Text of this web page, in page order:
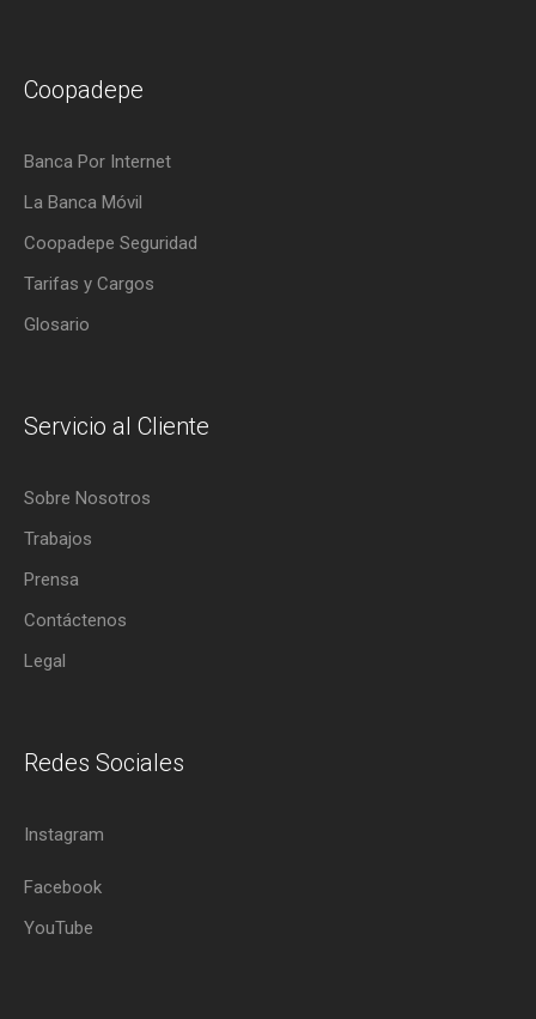
Coopadepe
Banca Por Internet
La Banca Móvil
Coopadepe Seguridad
Tarifas y Cargos
Glosario
Servicio al Cliente
Sobre Nosotros
Trabajos
Prensa
Contáctenos
Legal
Redes Sociales
Instagram
Facebook
YouTube